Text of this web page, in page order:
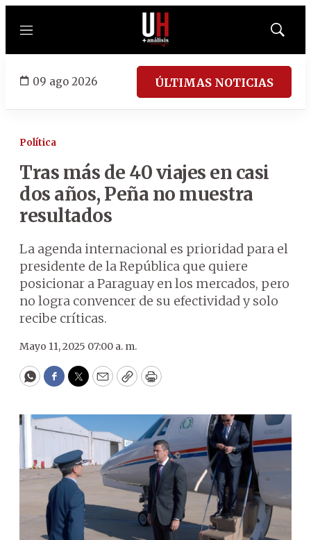
Menú
Mostrar
09 ago 2026 ÚLTIMAS NOTICIAS
Política
Tras más de 40 viajes en casi
dos años, Peña no muestra
resultados
La agenda internacional es prioridad para el
presidente de la República que quiere
posicionar a Paraguay en los mercados, pero
no logra convencer de su efectividad y solo
recibe críticas.
Mayo 11, 2025 07:00 a. m.
WhatsApp
Facebook
Twitter
EmailCopyPrint